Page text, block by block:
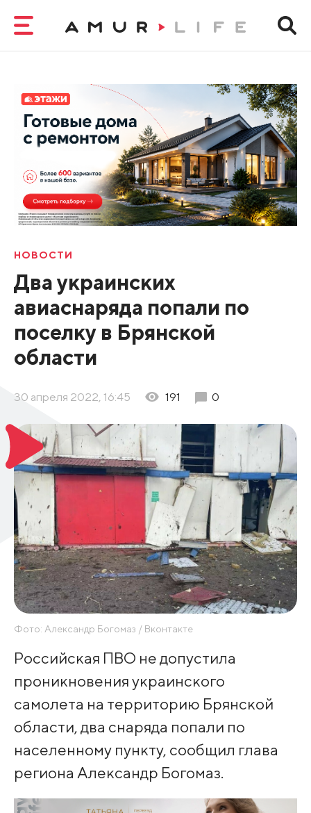
НОВОСТИ
Два украинских
авиаснаряда попали по
поселку в Брянской
области
30 апреля 2022, 16:45 191 0
Фото: Александр Богомаз / Вконтакте
Российская ПВО не допустила
проникновения украинского
самолета на территорию Брянской
области, два снаряда попали по
населенному пункту, сообщил глава
региона Александр Богомаз.